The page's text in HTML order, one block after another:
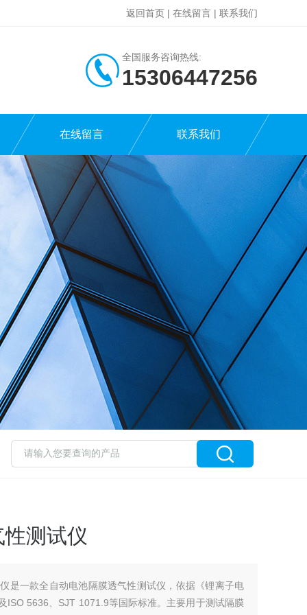
返回首页 | 在线留言 | 联系我们
全国服务咨询热线:
15306447256
在线留言 联系我们
测试仪
是一款全自动电池隔膜透气性测试仪，依据《锂离子电
ISO 5636、SJT 1071.9等国际标准。主要用于测试隔膜